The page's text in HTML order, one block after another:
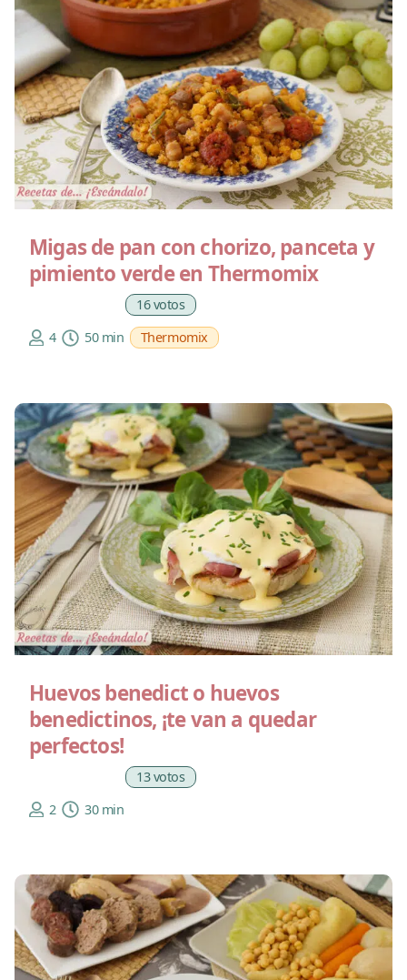
Migas de pan con chorizo, panceta y
pimiento verde en Thermomix
16 votos
4
50 min Thermomix
Huevos benedict o huevos
benedictinos, ¡te van a quedar
perfectos!
13 votos
2
30 min